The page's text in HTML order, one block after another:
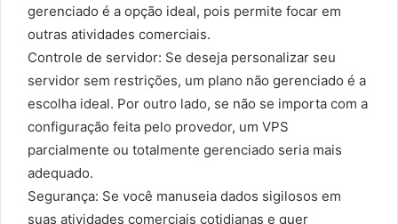
gerenciado é a opção ideal, pois permite focar em
outras atividades comerciais.
Controle de servidor: Se deseja personalizar seu
servidor sem restrições, um plano não gerenciado é a
escolha ideal. Por outro lado, se não se importa com a
configuração feita pelo provedor, um VPS
parcialmente ou totalmente gerenciado seria mais
adequado.
Segurança: Se você manuseia dados sigilosos em
suas atividades comerciais cotidianas e quer